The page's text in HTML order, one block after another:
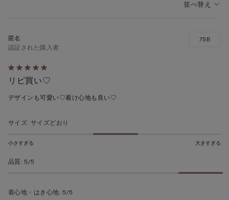
並べ替え
5
段
階
う
5
評
認証された購入者
リピ買い♡
デザインも可愛い♡着け心地も良い♡
75B
サイズ: サイズどおり
小さすぎる 大きすぎる
品質: 5/5
着心地・はき心地: 5/5